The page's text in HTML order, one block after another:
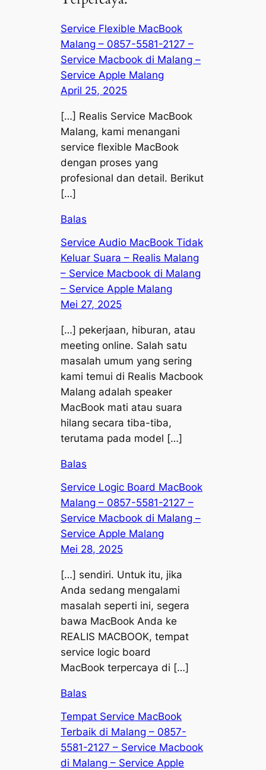
Service Flexible MacBook
Malang – 0857-5581-2127 –
Service Macbook di Malang –
Service Apple Malang
April 25, 2025
[…] Realis Service MacBook
Malang, kami menangani
service flexible MacBook
dengan proses yang
profesional dan detail. Berikut
[…]
Balas
Service Audio MacBook Tidak
Keluar Suara – Realis Malang
– Service Macbook di Malang
– Service Apple Malang
Mei 27, 2025
[…] pekerjaan, hiburan, atau
meeting online. Salah satu
masalah umum yang sering
kami temui di Realis Macbook
Malang adalah speaker
MacBook mati atau suara
hilang secara tiba-tiba,
terutama pada model […]
Balas
Service Logic Board MacBook
Malang – 0857-5581-2127 –
Service Macbook di Malang –
Service Apple Malang
Mei 28, 2025
[…] sendiri. Untuk itu, jika
Anda sedang mengalami
masalah seperti ini, segera
bawa MacBook Anda ke
REALIS MACBOOK, tempat
service logic board
MacBook terpercaya di […]
Balas
Tempat Service MacBook
Terbaik di Malang – 0857-
5581-2127 – Service Macbook
di Malang – Service Apple